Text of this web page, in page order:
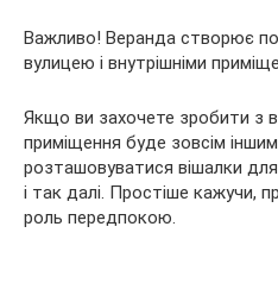
Важливо! Веранда створює
вулицею і внутрішніми
Якщо ви захочете зробити з
приміщення буде зовсім
розташовуватися вішалки
і так далі. Простіше кажучи,
роль передпокою.